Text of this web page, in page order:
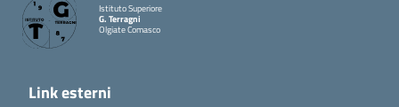
Istituto Superiore
G. Terragni
Olgiate Comasco
Link esterni